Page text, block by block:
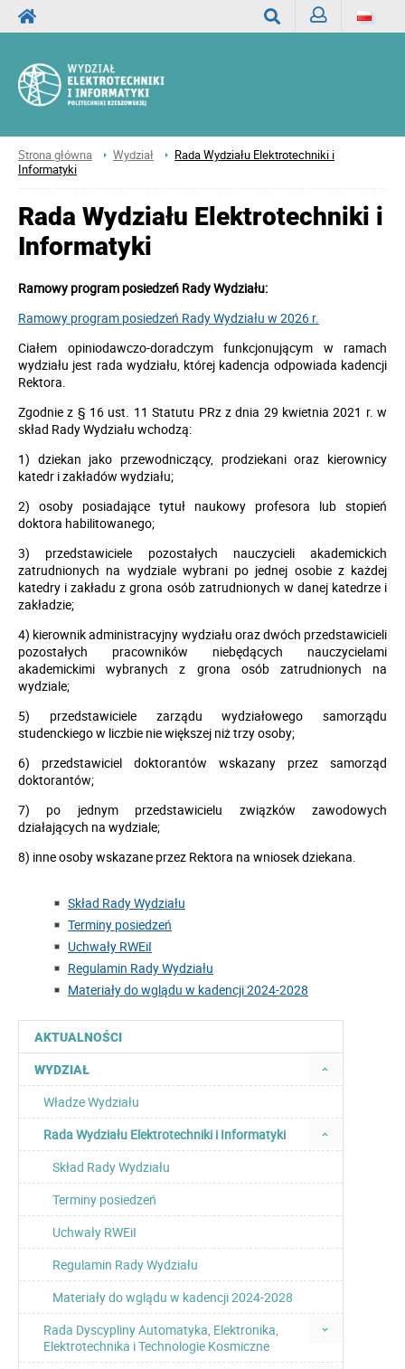
Strona główna Wydział
Rada Wydziału Elektrotechniki i
Informatyki
AKTUALNOŚCI
WYDZIAŁ
Władze Wydziału
Rada Wydziału Elektrotechniki i Informatyki
Skład Rady Wydziału
Terminy posiedzeń
Uchwały RWEiI
Regulamin Rady Wydziału
Materiały do wglądu w kadencji 2024-2028
Rada Dyscypliny Automatyka, Elektronika,
Elektrotechnika i Technologie Kosmiczne
Rada Wydziału Elektrotechniki i
Informatyki
Ramowy program posiedzeń Rady Wydziału:
Ramowy program posiedzeń Rady Wydziału w 2026 r.
Ciałem opiniodawczo-doradczym funkcjonującym w ramach
wydziału jest rada wydziału, której kadencja odpowiada kadencji
Rektora.
Zgodnie z § 16 ust. 11 Statutu PRz z dnia 29 kwietnia 2021 r. w
skład Rady Wydziału wchodzą:
1) dziekan jako przewodniczący, prodziekani oraz kierownicy
katedr i zakładów wydziału;
2) osoby posiadające tytuł naukowy profesora lub stopień
doktora habilitowanego;
3) przedstawiciele pozostałych nauczycieli akademickich
zatrudnionych na wydziale wybrani po jednej osobie z każdej
katedry i zakładu z grona osób zatrudnionych w danej katedrze i
zakładzie;
4) kierownik administracyjny wydziału oraz dwóch przedstawicieli
pozostałych pracowników niebędących nauczycielami
akademickimi wybranych z grona osób zatrudnionych na
wydziale;
5) przedstawiciele zarządu wydziałowego samorządu
studenckiego w liczbie nie większej niż trzy osoby;
6) przedstawiciel doktorantów wskazany przez samorząd
doktorantów;
7) po jednym przedstawicielu związków zawodowych
działających na wydziale;
8) inne osoby wskazane przez Rektora na wniosek dziekana.
Skład Rady Wydziału
Terminy posiedzeń
Uchwały RWEiI
Regulamin Rady Wydziału
Materiały do wglądu w kadencji 2024-2028